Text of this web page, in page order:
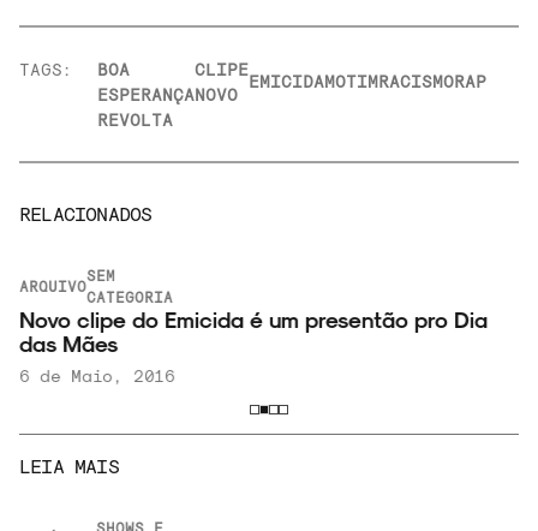
TAGS:
BOA
ESPERANÇA
CLIPE
NOVO
EMICIDAMOTIMRACISMORAP
REVOLTA
RELACIONADOS
ARQUIVO
SEM
CATEGORIA
Novo clipe do Emicida é um presentão pro Dia
das Mães
6 de Maio, 2016
LEIA MAIS
SHOWS E